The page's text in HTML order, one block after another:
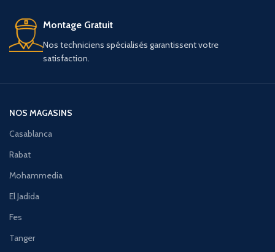
Montage Gratuit
Nos techniciens spécialisés garantissent votre
satisfaction.
NOS MAGASINS
Casablanca
Rabat
Mohammedia
El Jadida
Fes
Tanger